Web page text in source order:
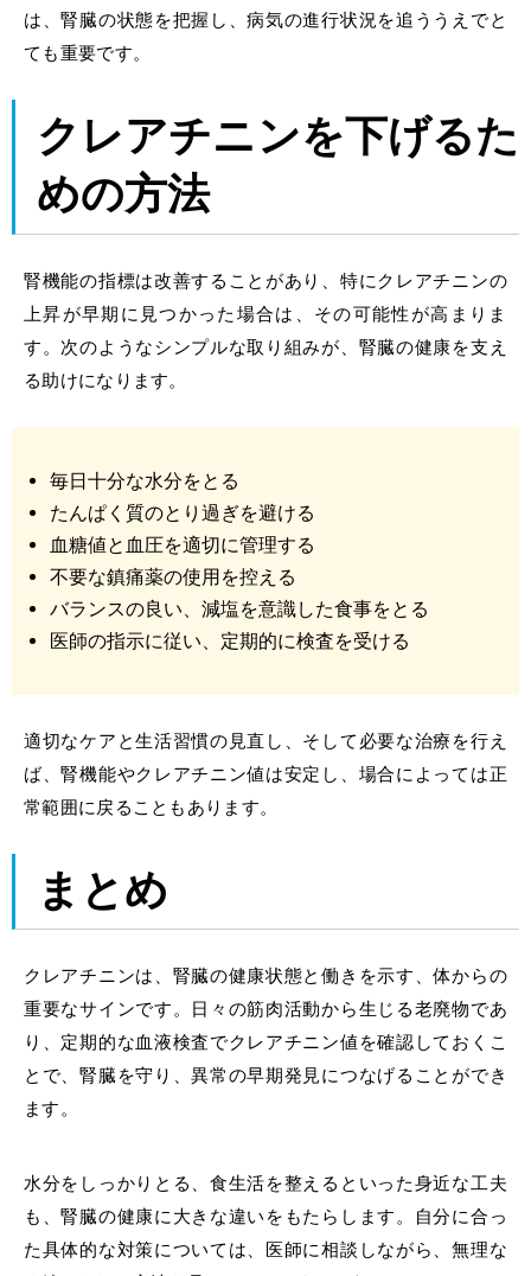
は、腎臓の状態を把握し、病気の進行状況を追ううえでと
ても重要です。
クレアチニンを下げるた
めの方法
腎機能の指標は改善することがあり、特にクレアチニンの
上昇が早期に見つかった場合は、その可能性が高まりま
す。次のようなシンプルな取り組みが、腎臓の健康を支え
る助けになります。
毎日十分な水分をとる
たんぱく質のとり過ぎを避ける
血糖値と血圧を適切に管理する
不要な鎮痛薬の使用を控える
バランスの良い、減塩を意識した食事をとる
医師の指示に従い、定期的に検査を受ける
適切なケアと生活習慣の見直し、そして必要な治療を行え
ば、腎機能やクレアチニン値は安定し、場合によっては正
常範囲に戻ることもあります。
まとめ
クレアチニンは、腎臓の健康状態と働きを示す、体からの
重要なサインです。日々の筋肉活動から生じる老廃物であ
り、定期的な血液検査でクレアチニン値を確認しておくこ
とで、腎臓を守り、異常の早期発見につなげることができ
ます。
水分をしっかりとる、食生活を整えるといった身近な工夫
も、腎臓の健康に大きな違いをもたらします。自分に合っ
た具体的な対策については、医師に相談しながら、無理な